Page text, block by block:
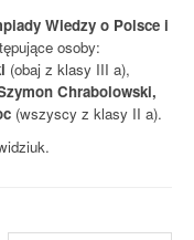
Wiedzy o Polsce i
osoby:
(obaj z klasy III a),
Chrabolowski,
(wszyscy z klasy II a).